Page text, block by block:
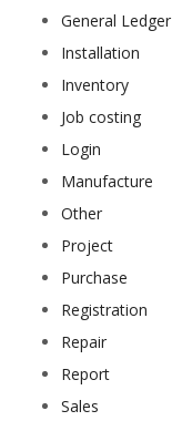
General Ledger
Installation
Inventory
Job costing
Login
Manufacture
Other
Project
Purchase
Registration
Repair
Report
Sales